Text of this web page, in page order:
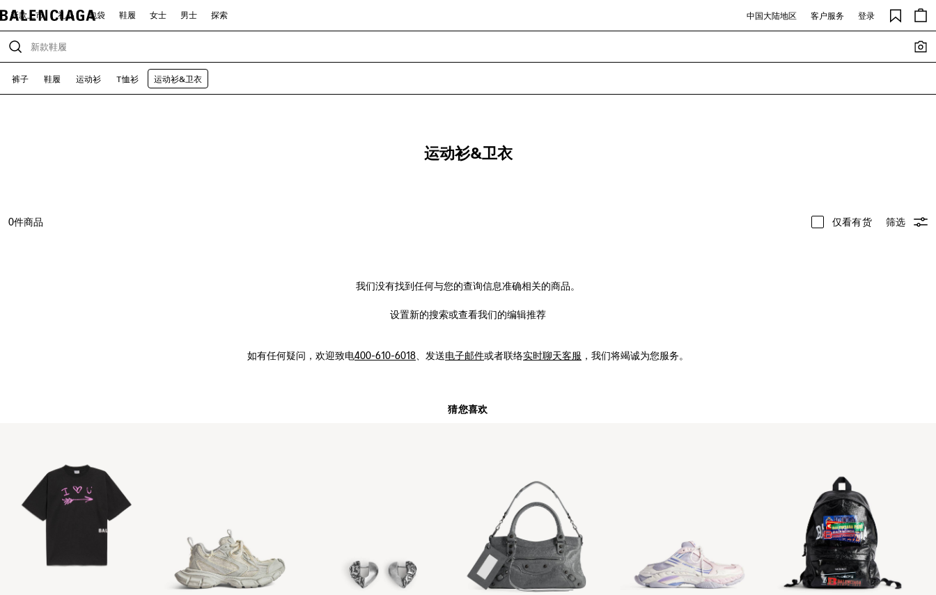
新款上市 礼品 包袋 鞋履 女士 男士 探索 中国大陆地区 客户服务 登录
裤子 鞋履 运动衫 T恤衫 运动衫&卫衣
运动衫&卫衣
0件商品 仅看有货 筛选
我们没有找到任何与您的查询信息准确相关的商品。
设置新的搜索或查看我们的编辑推荐
如有任何疑问， 欢迎致电400-610-6018 、发送电子邮件或者联络实时聊天客服 ，我们将竭诚为您服务。
猜您喜欢